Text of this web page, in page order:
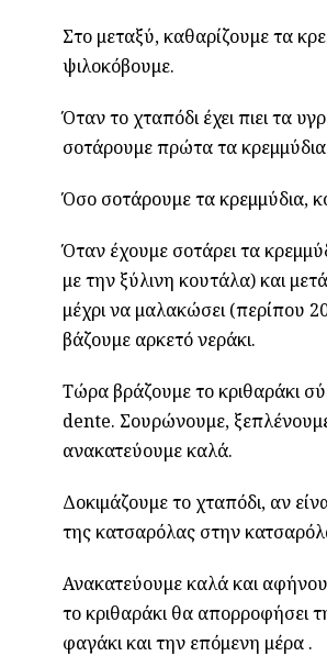
Στο μεταξύ, καθαρίζουμε τα
ψιλοκόβουμε.
Όταν το χταπόδι έχει πιει τα
σοτάρουμε πρώτα τα
Όσο σοτάρουμε τα κρεμμύδια,
Όταν έχουμε σοτάρει τα
με την ξύλινη κουτάλα) και
μέχρι να μαλακώσει (περίπου
βάζουμε αρκετό νεράκι.
Τώρα βράζουμε το κριθαράκι
dente. Σουρώνουμε,
ανακατεύουμε καλά.
Δοκιμάζουμε το χταπόδι, αν
της κατσαρόλας στην
Ανακατεύουμε καλά και
το κριθαράκι θα απορροφήσει
φαγάκι και την επόμενη μέρα .